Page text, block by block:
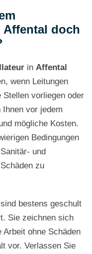
Affental doch
in Affental
wenn Leitungen
vorliegen oder
vor jedem
mögliche Kosten.
Bedingungen
und
zu
sind bestens geschult
Sie zeichnen sich
ohne Schäden
vor. Verlassen Sie